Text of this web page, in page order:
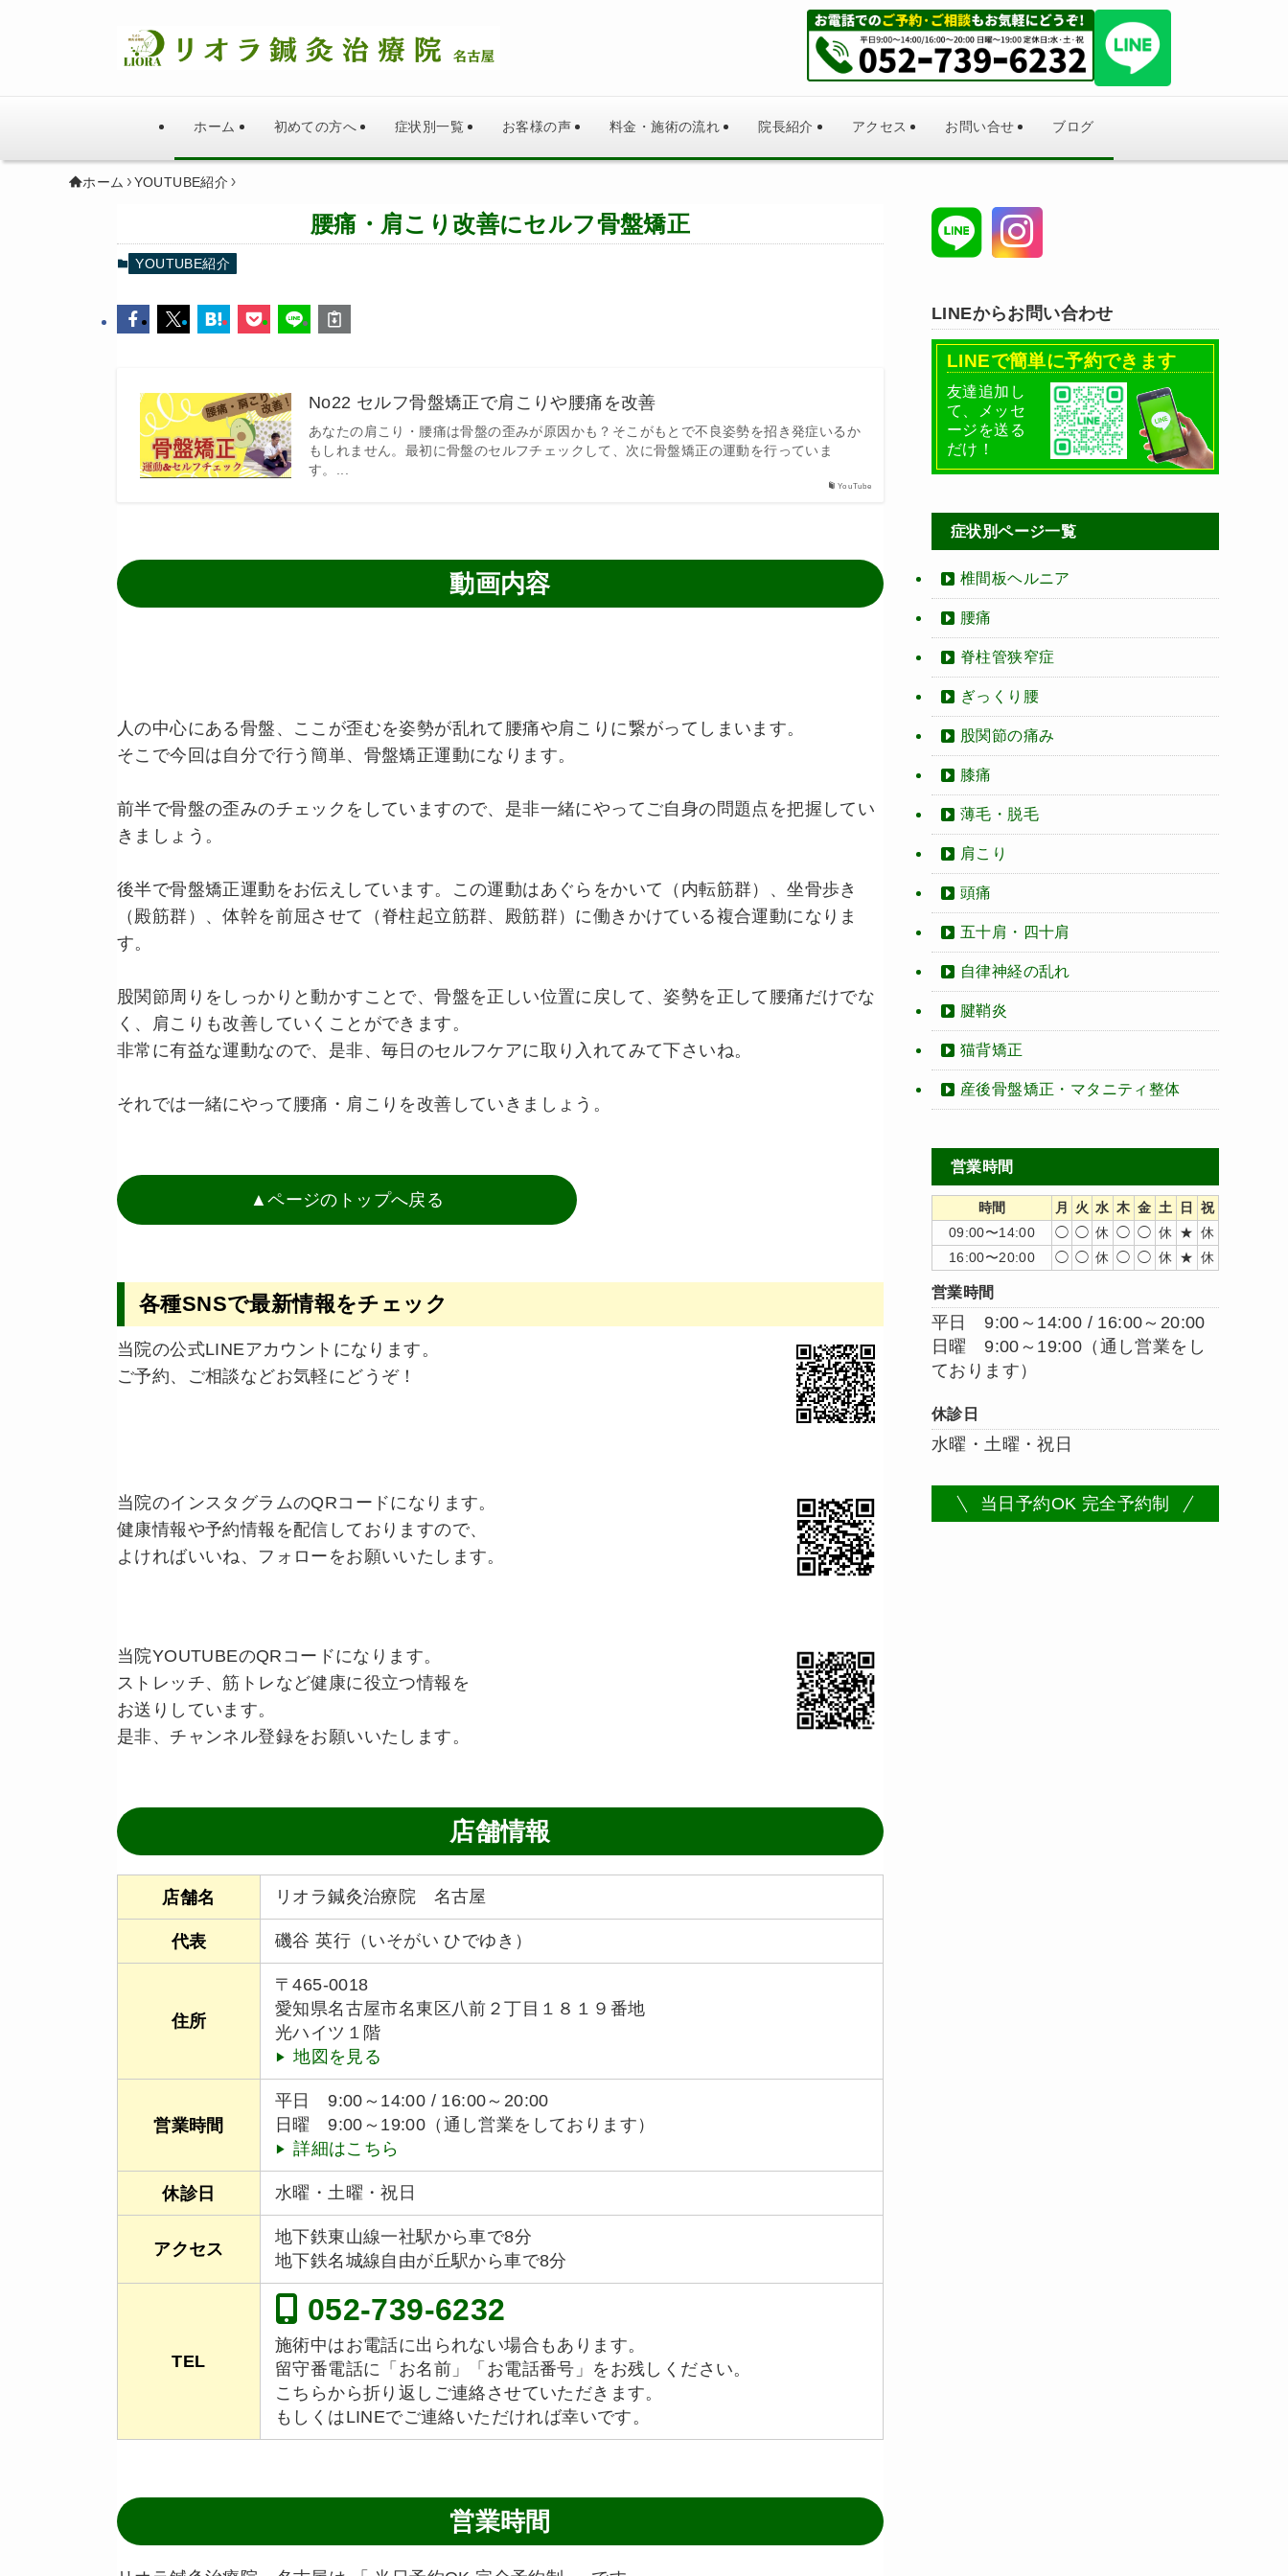
ホーム 初めての方へ 症状別一覧 お客様の声 料金・施術の流れ 院長紹介 アクセス お問い合せ ブログ
ホーム YOUTUBE紹介
腰痛・肩こり改善にセルフ骨盤矯正
YOUTUBE紹介
YouTube
No22 セルフ骨盤矯正で肩こりや腰痛を改善
あなたの肩こり・腰痛は骨盤の歪みが原因かも？そこがもとで不良姿勢を招き発症いるか
もしれません。最初に骨盤のセルフチェックして、次に骨盤矯正の運動を行っていま
す。...
動画内容
人の中心にある骨盤、ここが歪むを姿勢が乱れて腰痛や肩こりに繋がってしまいます。
そこで今回は自分で行う簡単、骨盤矯正運動になります。
前半で骨盤の歪みのチェックをしていますので、是非一緒にやってご自身の問題点を把握してい
きましょう。
後半で骨盤矯正運動をお伝えしています。この運動はあぐらをかいて（内転筋群）、坐骨歩き
（殿筋群）、体幹を前屈させて（脊柱起立筋群、殿筋群）に働きかけている複合運動になりま
す。
股関節周りをしっかりと動かすことで、骨盤を正しい位置に戻して、姿勢を正して腰痛だけでな
く、肩こりも改善していくことができます。
非常に有益な運動なので、是非、毎日のセルフケアに取り入れてみて下さいね。
それでは一緒にやって腰痛・肩こりを改善していきましょう。
▲ページのトップへ戻る
各種SNSで最新情報をチェック
当院の公式LINEアカウントになります。
ご予約、ご相談などお気軽にどうぞ！
当院のインスタグラムのQRコードになります。
健康情報や予約情報を配信しておりますので、
よければいいね、フォローをお願いいたします。
当院YOUTUBEのQRコードになります。
ストレッチ、筋トレなど健康に役立つ情報を
お送りしています。
是非、チャンネル登録をお願いいたします。
店舗情報
店舗名 リオラ鍼灸治療院 名古屋
代表 磯谷 英行（いそがい ひでゆき）
住所
〒465-0018
愛知県名古屋市名東区八前２丁目１８１９番地
光ハイツ１階
地図を見る
営業時間
平日 9:00～14:00 / 16:00～20:00
日曜 9:00～19:00（通し営業をしております）
詳細はこちら
休診日 水曜・土曜・祝日
アクセス
地下鉄東山線一社駅から車で8分
地下鉄名城線自由が丘駅から車で8分
TEL
052-739-6232
施術中はお電話に出られない場合もあります。
留守番電話に「お名前」「お電話番号」をお残しください。
こちらから折り返しご連絡させていただきます。
もしくはLINEでご連絡いただければ幸いです。
営業時間
LINEからお問い合わせ
LINEで簡単に予約できます
友達追加し
て、メッセ
ージを送る
だけ！
症状別ページ一覧
椎間板ヘルニア
腰痛
脊柱管狭窄症
ぎっくり腰
股関節の痛み
膝痛
薄毛・脱毛
肩こり
頭痛
五十肩・四十肩
自律神経の乱れ
腱鞘炎
猫背矯正
産後骨盤矯正・マタニティ整体
営業時間
時間 月 火 水 木 金 土 日
祝
09:00〜14:00
◯ ◯ 休 ◯ ◯ 休 ★ 休
16:00〜20:00
◯ ◯ 休 ◯ ◯ 休 ★ 休
営業時間
平日 9:00～14:00 / 16:00～20:00
日曜 9:00～19:00（通し営業をし
ております）
休診日
水曜・土曜・祝日
当日予約OK 完全予約制